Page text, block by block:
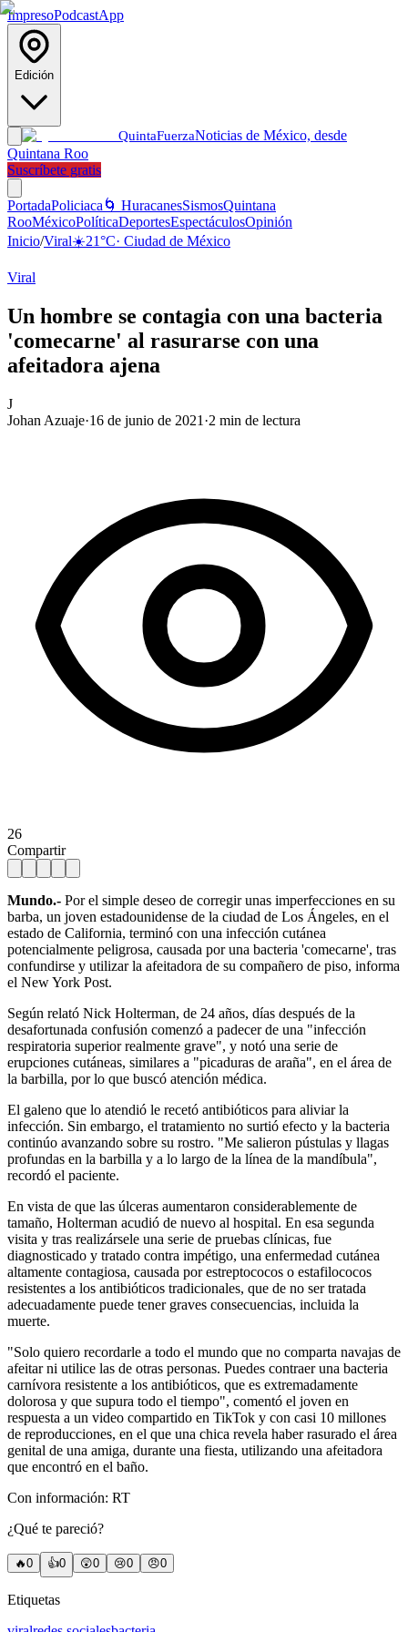
ImpresoPodcastApp
Edición
QuintaFuerzaNoticias de México, desde
Quintana Roo
Suscríbete gratis
PortadaPoliciaca 🌀 HuracanesSismosQuintana
RooMéxicoPolíticaDeportesEspectáculosOpinión
Inicio/Viral☀️21°C· Ciudad de México
Viral
Un hombre se contagia con una bacteria
'comecarne' al rasurarse con una
afeitadora ajena
J
Johan Azuaje·16 de junio de 2021 ·2 min de lectura
26
Compartir
Mundo.- Por el simple deseo de corregir unas imperfecciones en su
barba, un joven estadounidense de la ciudad de Los Ángeles, en el
estado de California, terminó con una infección cutánea
potencialmente peligrosa, causada por una bacteria 'comecarne', tras
confundirse y utilizar la afeitadora de su compañero de piso, informa
el New York Post.
Según relató Nick Holterman, de 24 años, días después de la
desafortunada confusión comenzó a padecer de una "infección
respiratoria superior realmente grave", y notó una serie de
erupciones cutáneas, similares a "picaduras de araña", en el área de
la barbilla, por lo que buscó atención médica.
El galeno que lo atendió le recetó antibióticos para aliviar la
infección. Sin embargo, el tratamiento no surtió efecto y la bacteria
continúo avanzando sobre su rostro. "Me salieron pústulas y llagas
profundas en la barbilla y a lo largo de la línea de la mandíbula",
recordó el paciente.
En vista de que las úlceras aumentaron considerablemente de
tamaño, Holterman acudió de nuevo al hospital. En esa segunda
visita y tras realizársele una serie de pruebas clínicas, fue
diagnosticado y tratado contra impétigo, una enfermedad cutánea
altamente contagiosa, causada por estreptococos o estafilococos
resistentes a los antibióticos tradicionales, que de no ser tratada
adecuadamente puede tener graves consecuencias, incluida la
muerte.
"Solo quiero recordarle a todo el mundo que no comparta navajas de
afeitar ni utilice las de otras personas. Puedes contraer una bacteria
carnívora resistente a los antibióticos, que es extremadamente
dolorosa y que supura todo el tiempo", comentó el joven en
respuesta a un video compartido en TikTok y con casi 10 millones
de reproducciones, en el que una chica revela haber rasurado el área
genital de una amiga, durante una fiesta, utilizando una afeitadora
que encontró en el baño.
Con información: RT
¿Qué te pareció?
🔥0 👍0 😲0 😢0 😠0
Etiquetas